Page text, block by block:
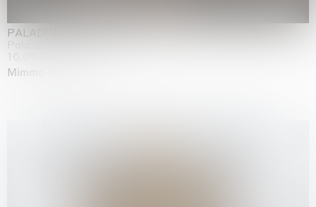
PALADINO
Palazzo Citterio, Milan
Mimmo Paladino